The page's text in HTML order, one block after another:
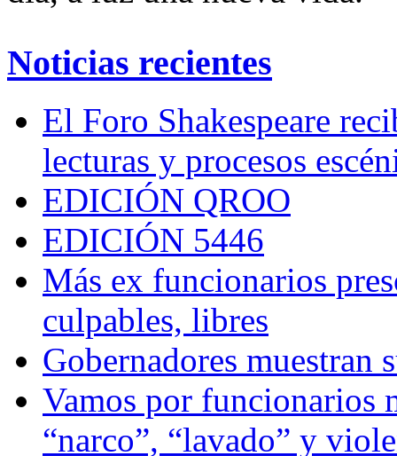
Noticias recientes
El Foro Shakespeare
lecturas y procesos
EDICIÓN QROO
EDICIÓN 5446
Más ex funcionarios
culpables, libres
Gobernadores muestran
Vamos por funcionarios
“narco”, “lavado” y